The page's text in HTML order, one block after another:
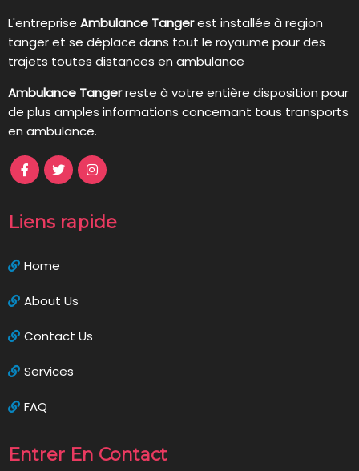
L'entreprise Ambulance Tangerest installée à region
tanger et se déplace dans tout le royaume pour des
trajets toutes distances en ambulance
Ambulance Tangerreste à votre entière disposition pour
de plus amples informations concernant tous transports
en ambulance.
Liens rapide
Home
About Us
Contact Us
Services
FAQ
Entrer En Contact